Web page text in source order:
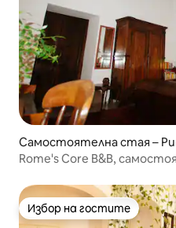
Самостоятелна стая –
Rome's Core B&B,
Избор на гостите
Избор на гостите